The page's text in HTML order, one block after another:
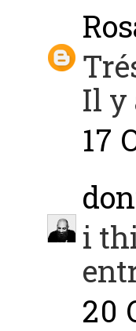
Il y
17
i
20